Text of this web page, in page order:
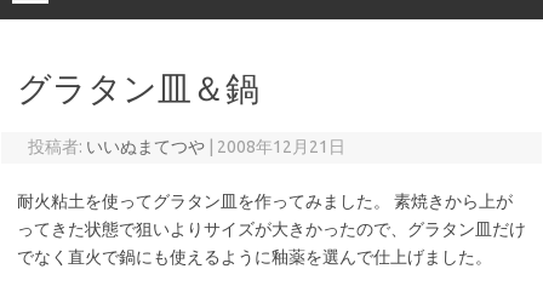
グラタン皿＆鍋
投稿者: いいぬまてつや 2008年12月21日
耐火粘土を使ってグラタン皿を作ってみました。 素焼きから上が
ってきた状態で狙いよりサイズが大きかったので、グラタン皿だけ
でなく直火で鍋にも使えるように釉薬を選んで仕上げました。